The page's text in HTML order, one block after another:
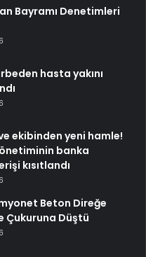
Bayramı Denetimleri
hasta yakını
ekibinden yeni hamle!
banka
kısıtlandı
Beton Direğe
Çukuruna Düştü